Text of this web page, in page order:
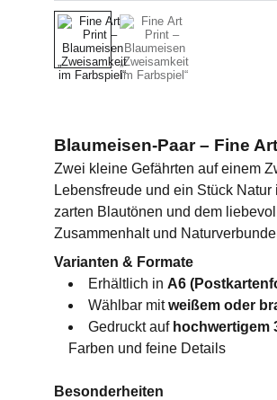
Blaumeisen-Paar – Fine
Zwei kleine Gefährten auf einem
Lebensfreude und ein Stück
zarten Blautönen und dem
Zusammenhalt und
Varianten & Formate
Erhältlich in A6
Wählbar mitweißem oder
Gedruckt auf hochwertigem
Farben und feine Details
Besonderheiten